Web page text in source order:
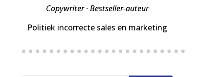
Copywriter · Bestseller-auteur
Politiek incorrecte sales en marketing